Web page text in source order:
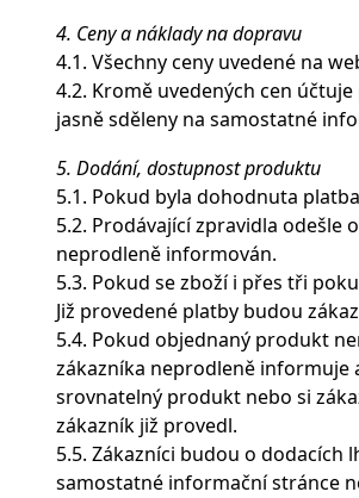
4. Ceny a náklady na dopravu
4.1. Všechny ceny uvedené na
4.2. Kromě uvedených cen
jasně sděleny na samostatné
5. Dodání, dostupnost produktu
5.1. Pokud byla dohodnuta
5.2. Prodávající zpravidla odešle
neprodleně informován.
5.3. Pokud se zboží i přes tři
Již provedené platby budou
5.4. Pokud objednaný produkt
zákazníka neprodleně informuje
srovnatelný produkt nebo si
zákazník již provedl.
5.5. Zákazníci budou o dodacích
samostatné informační stránce